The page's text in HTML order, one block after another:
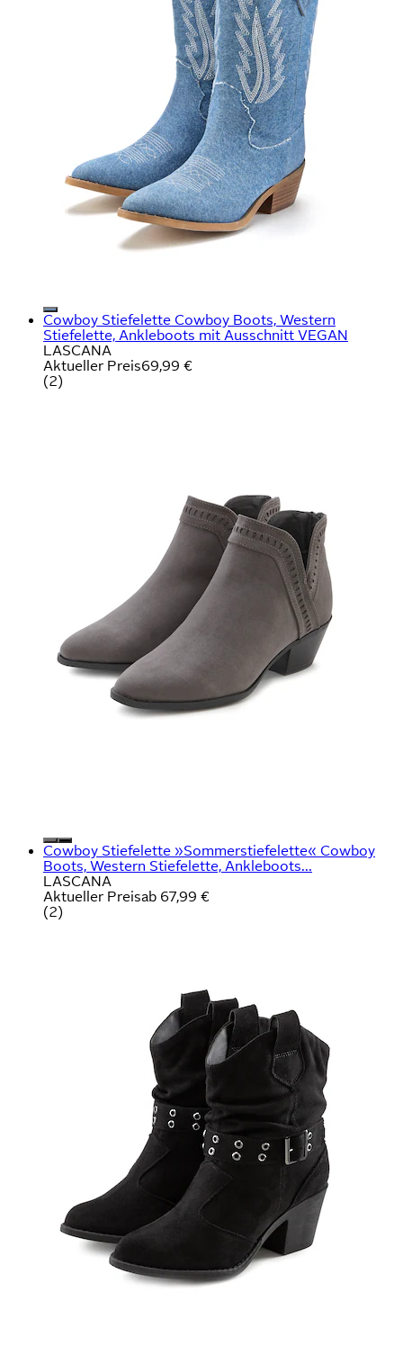
Cowboy Stiefelette Cowboy Boots, Western
Stiefelette, Ankleboots mit Ausschnitt VEGAN
LASCANA
Aktueller Preis69,99 €
(2)
Cowboy Stiefelette »Sommerstiefelette« Cowboy
Boots, Western Stiefelette, Ankleboots...
LASCANA
Aktueller Preisab 67,99 €
(2)